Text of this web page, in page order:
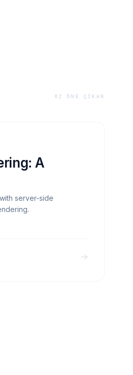
02 ÖNE ÇIKAN
A
server-side